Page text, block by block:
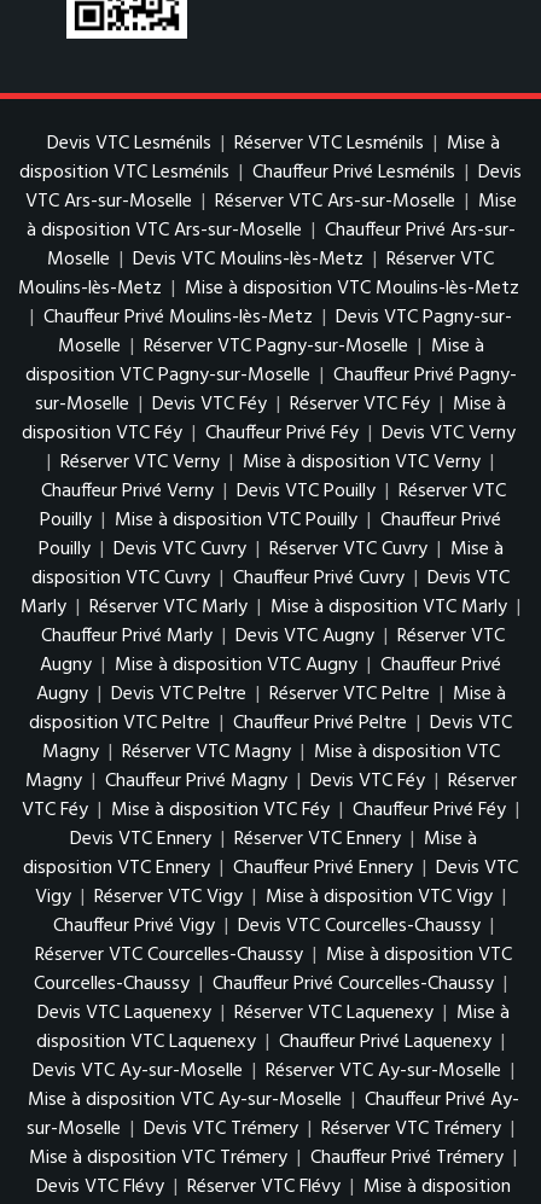
Devis VTC Lesménils | Réserver VTC Lesménils | Mise à
disposition VTC Lesménils | Chauffeur Privé Lesménils | Devis
VTC Ars-sur-Moselle | Réserver VTC Ars-sur-Moselle | Mise
à disposition VTC Ars-sur-Moselle | Chauffeur Privé Ars-sur-
Moselle | Devis VTC Moulins-lès-Metz | Réserver VTC
Moulins-lès-Metz | Mise à disposition VTC Moulins-lès-Metz
| Chauffeur Privé Moulins-lès-Metz | Devis VTC Pagny-sur-
Moselle | Réserver VTC Pagny-sur-Moselle | Mise à
disposition VTC Pagny-sur-Moselle | Chauffeur Privé Pagny-
sur-Moselle | Devis VTC Féy | Réserver VTC Féy | Mise à
disposition VTC Féy | Chauffeur Privé Féy | Devis VTC Verny
| Réserver VTC Verny | Mise à disposition VTC Verny |
Chauffeur Privé Verny | Devis VTC Pouilly | Réserver VTC
Pouilly | Mise à disposition VTC Pouilly | Chauffeur Privé
Pouilly | Devis VTC Cuvry | Réserver VTC Cuvry | Mise à
disposition VTC Cuvry | Chauffeur Privé Cuvry | Devis VTC
Marly | Réserver VTC Marly | Mise à disposition VTC Marly |
Chauffeur Privé Marly | Devis VTC Augny | Réserver VTC
Augny | Mise à disposition VTC Augny | Chauffeur Privé
Augny | Devis VTC Peltre | Réserver VTC Peltre | Mise à
disposition VTC Peltre | Chauffeur Privé Peltre | Devis VTC
Magny | Réserver VTC Magny | Mise à disposition VTC
Magny | Chauffeur Privé Magny | Devis VTC Féy | Réserver
VTC Féy | Mise à disposition VTC Féy | Chauffeur Privé Féy |
Devis VTC Ennery | Réserver VTC Ennery | Mise à
disposition VTC Ennery | Chauffeur Privé Ennery | Devis VTC
Vigy | Réserver VTC Vigy | Mise à disposition VTC Vigy |
Chauffeur Privé Vigy | Devis VTC Courcelles-Chaussy |
Réserver VTC Courcelles-Chaussy | Mise à disposition VTC
Courcelles-Chaussy | Chauffeur Privé Courcelles-Chaussy |
Devis VTC Laquenexy | Réserver VTC Laquenexy | Mise à
disposition VTC Laquenexy | Chauffeur Privé Laquenexy |
Devis VTC Ay-sur-Moselle | Réserver VTC Ay-sur-Moselle |
Mise à disposition VTC Ay-sur-Moselle | Chauffeur Privé Ay-
sur-Moselle | Devis VTC Trémery | Réserver VTC Trémery |
Mise à disposition VTC Trémery | Chauffeur Privé Trémery |
Devis VTC Flévy | Réserver VTC Flévy | Mise à disposition